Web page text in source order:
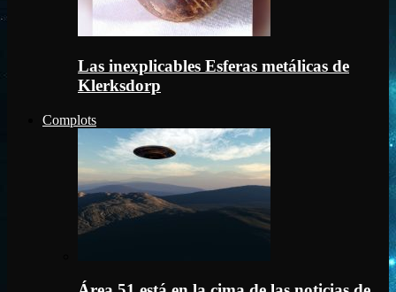
Las inexplicables Esferas metálicas de
Klerksdorp
Complots